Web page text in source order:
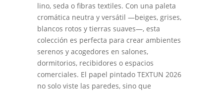
lino, seda o fibras textiles. Con una paleta
cromática neutra y versátil —beiges, grises,
blancos rotos y tierras suaves—, esta
colección es perfecta para crear ambientes
serenos y acogedores en salones,
dormitorios, recibidores o espacios
comerciales. El papel pintado TEXTUN 2026
no solo viste las paredes, sino que